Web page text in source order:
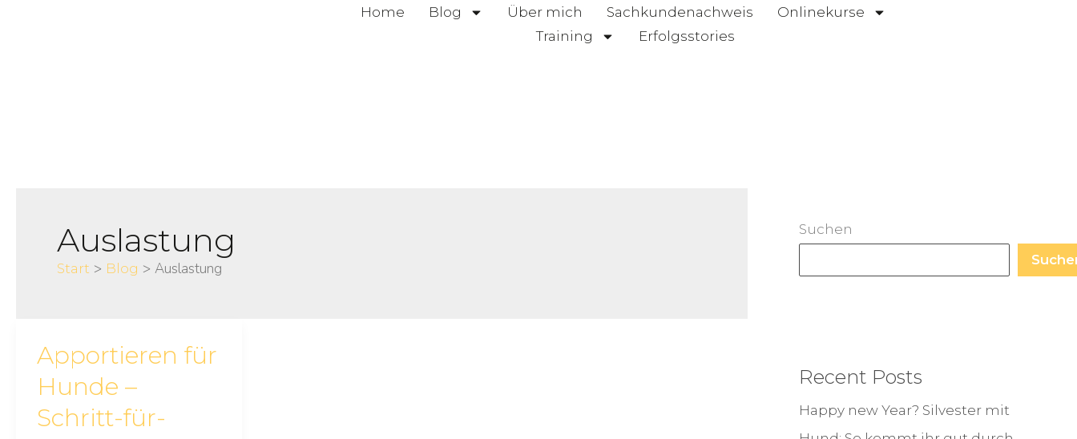
Home Blog Über mich Sachkundenachweis
Onlinekurse
Training
Erfolgsstories
Auslastung
Start Blog Auslastung
Apportieren für
Hunde –
Schritt-für-
Suchen
Recent Posts
Happy new Year? Silvester mit